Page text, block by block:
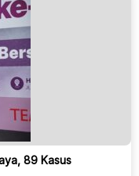
89 Kasus